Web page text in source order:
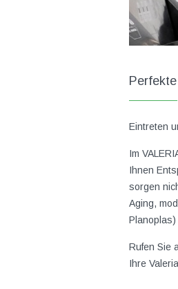
Eintreten
Im
Ihnen
sorgen
Aging,
Rufen Sie
Ihre